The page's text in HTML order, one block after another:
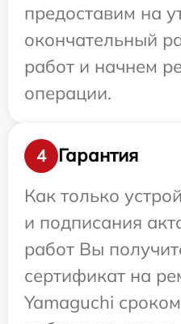
предоставим на
окончательный
работ и начнем
операции.
4
Гарантия
Как только
и подписания
работ Вы
сертификат на
Yamaguchi